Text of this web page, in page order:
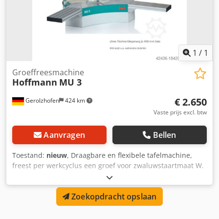
1 / 1
Gerolzhofen 424 km
Groeffreesmachine
Hoffmann MU 3
€ 2.650
Vaste prijs excl. btw
Aanvragen Bellen
Toestand: nieuw, Draagbare en flexibele tafelmachine,
freest per werkcyclus een groef voor zwaluwstaartmaat W.
Dodpfx Ahevwf Dkefock Werking: Aanslagen op maat
instellen en werkstuk inleggen. Bij het naar beneden
drukken van de handgreep wordt het werkstuk geklemd.
Tegelijkertijd beweegt de freesgroep tot de ingestelde
Zoekopdracht opslaan